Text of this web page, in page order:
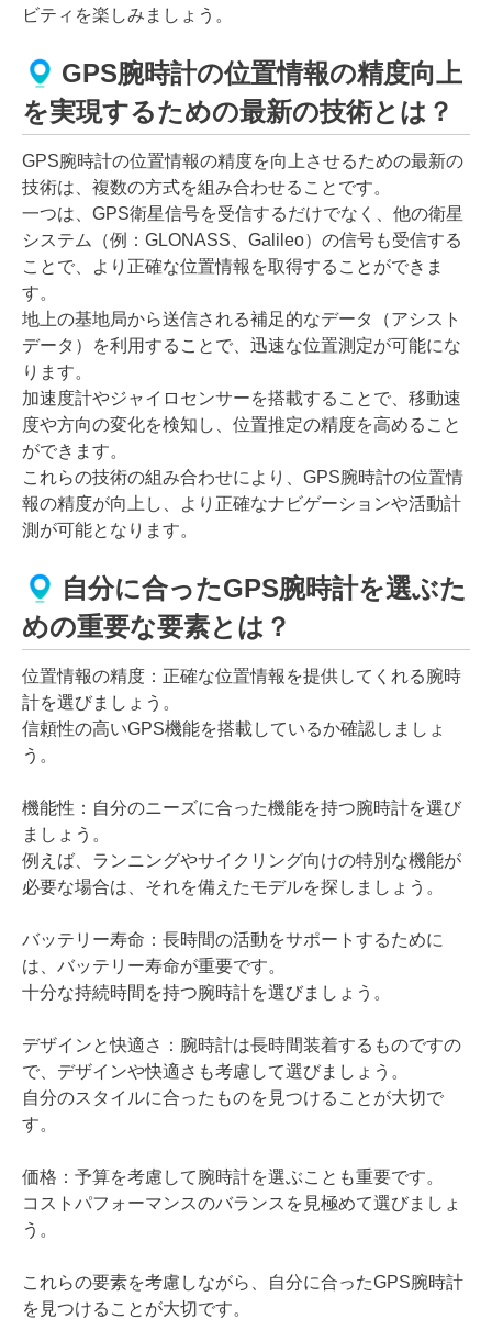
ビティを楽しみましょう。
GPS腕時計の位置情報の精度向上
を実現するための最新の技術とは？
GPS腕時計の位置情報の精度を向上させるための最新の
技術は、複数の方式を組み合わせることです。
一つは、GPS衛星信号を受信するだけでなく、他の衛星
システム（例：GLONASS、Galileo）の信号も受信する
ことで、より正確な位置情報を取得することができま
す。
地上の基地局から送信される補足的なデータ（アシスト
データ）を利用することで、迅速な位置測定が可能にな
ります。
加速度計やジャイロセンサーを搭載することで、移動速
度や方向の変化を検知し、位置推定の精度を高めること
ができます。
これらの技術の組み合わせにより、GPS腕時計の位置情
報の精度が向上し、より正確なナビゲーションや活動計
測が可能となります。
自分に合ったGPS腕時計を選ぶた
めの重要な要素とは？
位置情報の精度：正確な位置情報を提供してくれる腕時
計を選びましょう。
信頼性の高いGPS機能を搭載しているか確認しましょ
う。
機能性：自分のニーズに合った機能を持つ腕時計を選び
ましょう。
例えば、ランニングやサイクリング向けの特別な機能が
必要な場合は、それを備えたモデルを探しましょう。
バッテリー寿命：長時間の活動をサポートするために
は、バッテリー寿命が重要です。
十分な持続時間を持つ腕時計を選びましょう。
デザインと快適さ：腕時計は長時間装着するものですの
で、デザインや快適さも考慮して選びましょう。
自分のスタイルに合ったものを見つけることが大切で
す。
価格：予算を考慮して腕時計を選ぶことも重要です。
コストパフォーマンスのバランスを見極めて選びましょ
う。
これらの要素を考慮しながら、自分に合ったGPS腕時計
を見つけることが大切です。